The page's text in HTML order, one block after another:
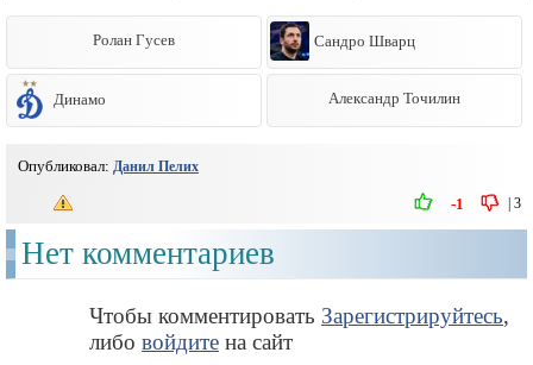
Ролан Гусев Сандро Шварц
Динамо Александр Точилин
Опубликовал: Данил Пелих
| 3
-1
Нет комментариев
Чтобы комментировать Зарегистрируйтесь,
либо войдите на сайт